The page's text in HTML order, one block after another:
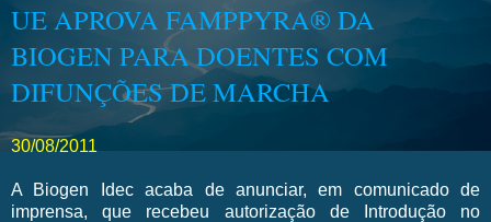
UE APROVA FAMPPYRA® DA
BIOGEN PARA DOENTES COM
DIFUNÇÕES DE MARCHA
30/08/2011
A Biogen Idec acaba de anunciar, em comunicado de
imprensa, que recebeu autorização de Introdução no